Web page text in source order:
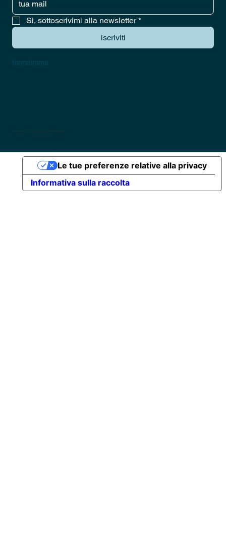
Si, sottoscrivimi alla newsletter *
iscriviti
kristiandodaj
Informativa sulla raccolta
Le tue preferenze relative alla privacy